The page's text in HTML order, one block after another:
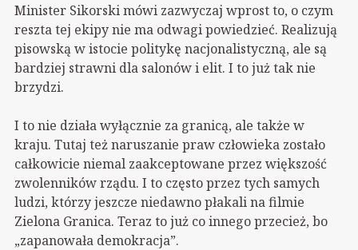
Minister Sikorski mówi zazwyczaj wprost to, o czym
reszta tej ekipy nie ma odwagi powiedzieć. Realizują
pisowską w istocie politykę nacjonalistyczną, ale są
bardziej strawni dla salonów i elit. I to już tak nie
brzydzi.
I to nie działa wyłącznie za granicą, ale także w
kraju. Tutaj też naruszanie praw człowieka zostało
całkowicie niemal zaakceptowane przez większość
zwolenników rządu. I to często przez tych samych
ludzi, którzy jeszcze niedawno płakali na filmie
Zielona Granica. Teraz to już co innego przecież, bo
„zapanowała demokracja”.